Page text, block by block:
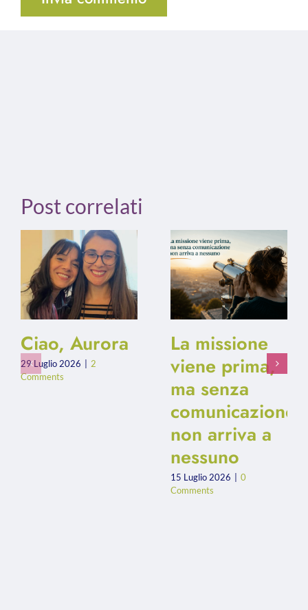
Post correlati
Ciao, Aurora
29 Luglio 2026
2
Comments
La missione
viene prima,
ma senza
comunicazione
non arriva a
nessuno
15 Luglio 2026
0
Comments